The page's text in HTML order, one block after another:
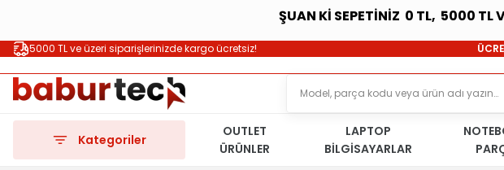
ŞUAN Kİ SEPETİNİZ 0 TL, 5000 TL
5000 TL ve üzeri siparişlerinizde kargo ücretsiz!
Kategoriler
OUTLET
ÜRÜNLER
LAPTOP
BİLGİSAYARLAR